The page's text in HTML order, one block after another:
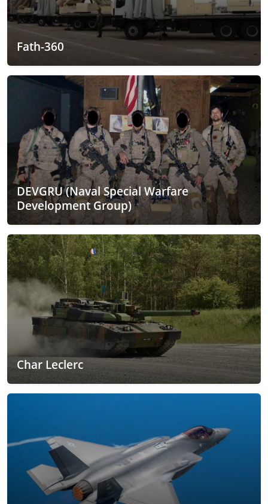
Fath-360
DEVGRU (Naval Special Warfare
Development Group)
Char Leclerc